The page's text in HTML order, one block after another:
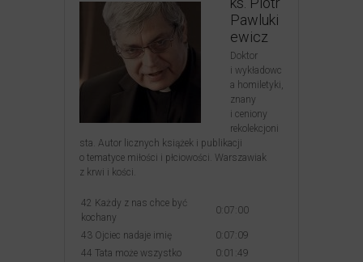
Pawluki
ewicz
Doktor
i wykładowc
a homiletyki,
znany
i ceniony
rekolekcjoni
sta. Autor licznych książek i publikacji
o tematyce miłości i płciowości. Warszawiak
z krwi i kości.
42 Każdy z nas chce być
kochany
0:07:00
43 Ojciec nadaje imię
0:07:09
44 Tata może wszystko
0:01:49